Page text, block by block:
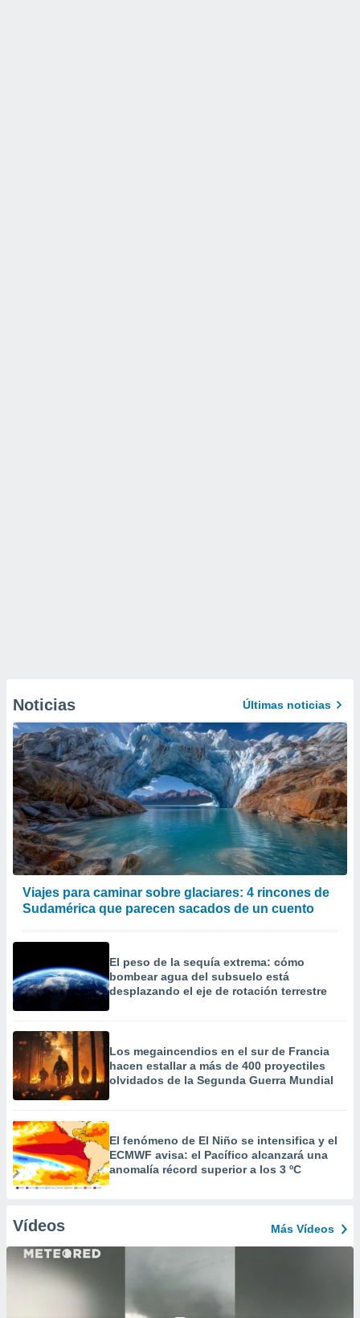
Noticias Últimas noticias
Viajes para caminar sobre glaciares: 4 rincones de
Sudamérica que parecen sacados de un cuento
El peso de la sequía extrema: cómo
bombear agua del subsuelo está
desplazando el eje de rotación terrestre
Los megaincendios en el sur de Francia
hacen estallar a más de 400 proyectiles
olvidados de la Segunda Guerra Mundial
El fenómeno de El Niño se intensifica y el
ECMWF avisa: el Pacífico alcanzará una
anomalía récord superior a los 3 ºC
Vídeos Más Vídeos